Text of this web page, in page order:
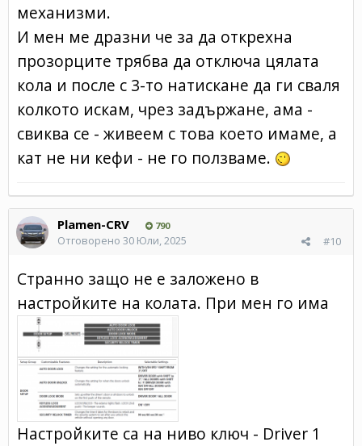
механизми.
И мен ме дразни че за да открехна
прозорците трябва да отключа цялата
кола и после с 3-то натискане да ги сваля
колкото искам, чрез задържане, ама -
свиква се - живеем с това което имаме, а
кат не ни кефи - не го ползваме.
Plamen-CRV 790
#10
Отговорено 30 Юли, 2025
Странно защо не е заложено в
настройките на колата. При мен го има
Настройките са на ниво ключ - Driver 1